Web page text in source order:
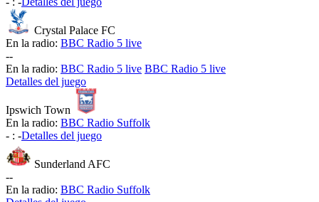
Crystal Palace FC
En la radio: BBC Radio 5 live
--
En la radio: BBC Radio 5 live BBC Radio 5 live
Detalles del juego
Ipswich Town
En la radio: BBC Radio Suffolk
- : -Detalles del juego
Sunderland AFC
--
En la radio: BBC Radio Suffolk